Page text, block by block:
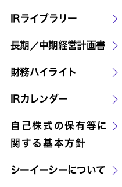
IRライブラリー
長期／中期経営計画書
財務ハイライト
IRカレンダー
自己株式の保有等に
関する基本方針
シーイーシーについて